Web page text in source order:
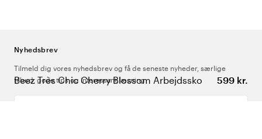
Beez Très Chic Cherry Blossom Arbejdssko 599 kr.
Nyhedsbrev
Tilmeld dig vores nyhedsbrev og få de seneste nyheder, særlige
tilbud, gode tips og interessant læsning
Indtast din e-mailadresse